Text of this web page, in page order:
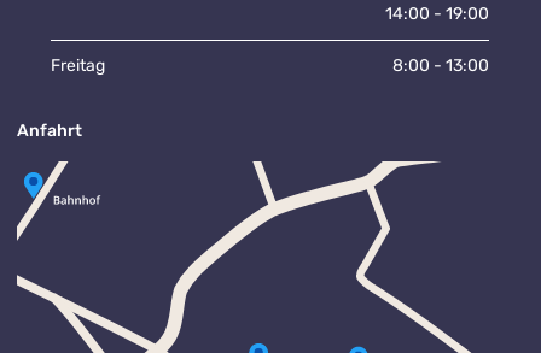
14:00 - 19:00
Freitag 8:00 - 13:00
Anfahrt